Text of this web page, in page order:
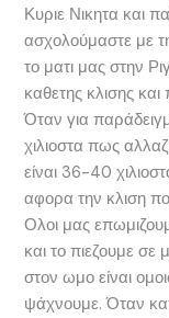
Κυριε Νικητα και
ασχολούμαστε με
το ματι μας στην
καθετης κλισης
Όταν για
χιλιοστα πως
είναι 36-40
αφορα την κλιση
Ολοι μας
και το πιεζουμε σε
στον ωμο είναι
ψάχνουμε. Όταν